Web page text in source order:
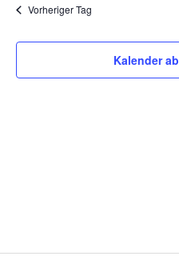
Vorheriger Tag
Kalender